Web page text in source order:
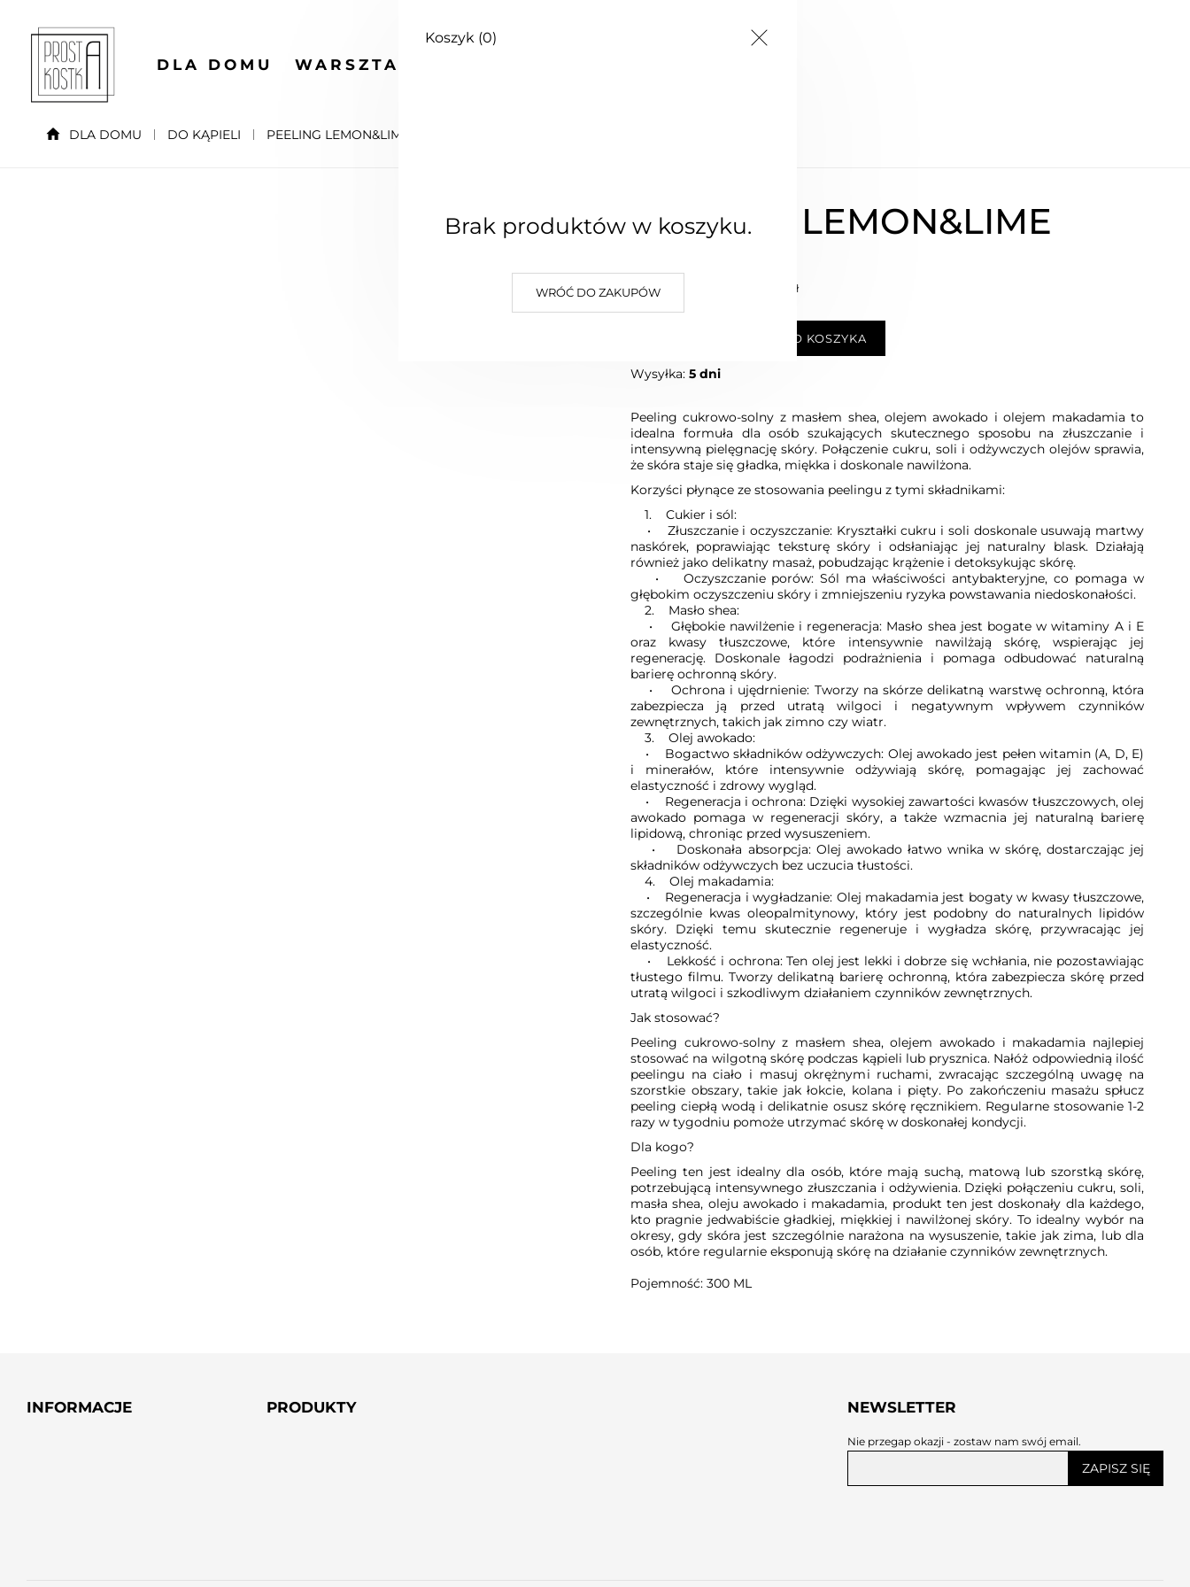
DLA DOMU WARSZTATY
Koszyk (0)
Brak produktów w koszyku.
WRÓĆ DO ZAKUPÓW
DLA DOMU DO KĄPIELI PEELING LEMON&LIME
PEELING LEMON&LIME
Najniższa cena z 30 dni: 40,00 zł
DODAJ DO KOSZYKA
Wysyłka: 5 dni
Peeling cukrowo-solny z masłem shea, olejem awokado i olejem makadamia to
idealna formuła dla osób szukających skutecznego sposobu na złuszczanie i
intensywną pielęgnację skóry. Połączenie cukru, soli i odżywczych olejów sprawia,
że skóra staje się gładka, miękka i doskonale nawilżona.
Korzyści płynące ze stosowania peelingu z tymi składnikami:
1. Cukier i sól:
• Złuszczanie i oczyszczanie: Kryształki cukru i soli doskonale usuwają martwy
naskórek, poprawiając teksturę skóry i odsłaniając jej naturalny blask. Działają
również jako delikatny masaż, pobudzając krążenie i detoksykując skórę.
• Oczyszczanie porów: Sól ma właściwości antybakteryjne, co pomaga w
głębokim oczyszczeniu skóry i zmniejszeniu ryzyka powstawania niedoskonałości.
2. Masło shea:
• Głębokie nawilżenie i regeneracja: Masło shea jest bogate w witaminy A i E
oraz kwasy tłuszczowe, które intensywnie nawilżają skórę, wspierając jej
regenerację. Doskonale łagodzi podrażnienia i pomaga odbudować naturalną
barierę ochronną skóry.
• Ochrona i ujędrnienie: Tworzy na skórze delikatną warstwę ochronną, która
zabezpiecza ją przed utratą wilgoci i negatywnym wpływem czynników
zewnętrznych, takich jak zimno czy wiatr.
3. Olej awokado:
• Bogactwo składników odżywczych: Olej awokado jest pełen witamin (A, D, E)
i minerałów, które intensywnie odżywiają skórę, pomagając jej zachować
elastyczność i zdrowy wygląd.
• Regeneracja i ochrona: Dzięki wysokiej zawartości kwasów tłuszczowych, olej
awokado pomaga w regeneracji skóry, a także wzmacnia jej naturalną barierę
lipidową, chroniąc przed wysuszeniem.
• Doskonała absorpcja: Olej awokado łatwo wnika w skórę, dostarczając jej
składników odżywczych bez uczucia tłustości.
4. Olej makadamia:
• Regeneracja i wygładzanie: Olej makadamia jest bogaty w kwasy tłuszczowe,
szczególnie kwas oleopalmitynowy, który jest podobny do naturalnych lipidów
skóry. Dzięki temu skutecznie regeneruje i wygładza skórę, przywracając jej
elastyczność.
• Lekkość i ochrona: Ten olej jest lekki i dobrze się wchłania, nie pozostawiając
tłustego filmu. Tworzy delikatną barierę ochronną, która zabezpiecza skórę przed
utratą wilgoci i szkodliwym działaniem czynników zewnętrznych.
Jak stosować?
Peeling cukrowo-solny z masłem shea, olejem awokado i makadamia najlepiej
stosować na wilgotną skórę podczas kąpieli lub prysznica. Nałóż odpowiednią ilość
peelingu na ciało i masuj okrężnymi ruchami, zwracając szczególną uwagę na
szorstkie obszary, takie jak łokcie, kolana i pięty. Po zakończeniu masażu spłucz
peeling ciepłą wodą i delikatnie osusz skórę ręcznikiem. Regularne stosowanie 1-2
razy w tygodniu pomoże utrzymać skórę w doskonałej kondycji.
Dla kogo?
Peeling ten jest idealny dla osób, które mają suchą, matową lub szorstką skórę,
potrzebującą intensywnego złuszczania i odżywienia. Dzięki połączeniu cukru, soli,
masła shea, oleju awokado i makadamia, produkt ten jest doskonały dla każdego,
kto pragnie jedwabiście gładkiej, miękkiej i nawilżonej skóry. To idealny wybór na
okresy, gdy skóra jest szczególnie narażona na wysuszenie, takie jak zima, lub dla
osób, które regularnie eksponują skórę na działanie czynników zewnętrznych.
Pojemność: 300 ML
INFORMACJE PRODUKTY NEWSLETTER
Nie przegap okazji - zostaw nam swój email.
ZAPISZ SIĘ